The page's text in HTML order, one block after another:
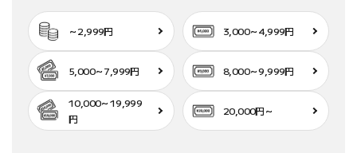
～2,999円 3,000～4,999円
5,000～7,999円 8,000～9,999円
10,000～19,999
円
20,000円～